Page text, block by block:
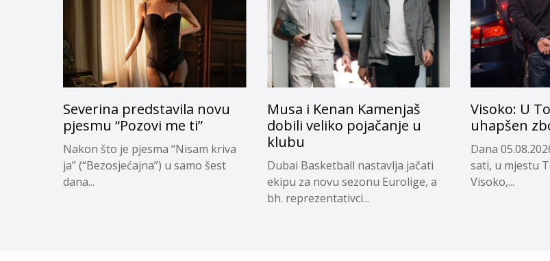
Severina predstavila novu
pjesmu “Pozovi me ti”
Nakon što je pjesma “Nisam kriva
ja” (“Bezosjećajna”) u samo šest
dana...
Musa i Kenan Kamenjaš
dobili veliko pojačanje u
klubu
Dubai Basketball nastavlja jačati
ekipu za novu sezonu Eurolige, a
bh. reprezentativci...
Visoko: U
uhapšen
Dana
sati, u mjestu
Visoko,...